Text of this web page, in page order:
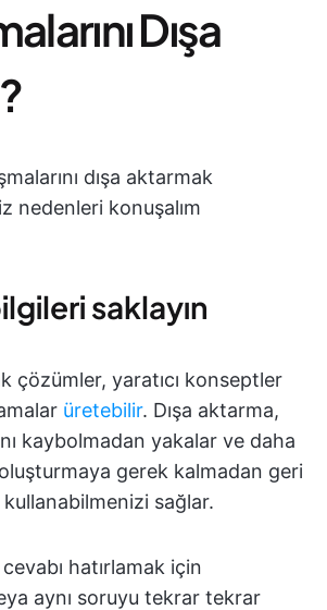
Dışa
dışa aktarmak
nedenleri konuşalım
saklayın
çözümler, yaratıcı konseptler
üretebilir. Dışa aktarma,
kaybolmadan yakalar ve daha
gerek kalmadan geri
sağlar.
hatırlamak için
aynı soruyu tekrar tekrar